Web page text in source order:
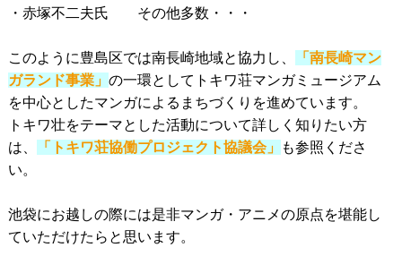
・赤塚不二夫氏 その他多数・・・
このように豊島区では南長崎地域と協力し、
「南長崎マン
ガランド事業」 の一環としてトキワ荘マンガミュージアム
を中心としたマンガによるまちづくりを進めています。
トキワ壮をテーマとした活動について詳しく知りたい方
は、
「トキワ荘協働プロジェクト協議会」
も参照くださ
い。
池袋にお越しの際には是非マンガ・アニメの原点を堪能し
ていただけたらと思います。